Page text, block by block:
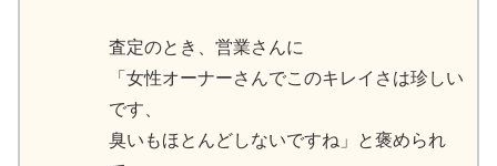
査定のとき、営業さんに
「女性オーナーさんでこのキレイさは珍しい
です、
臭いもほとんどしないですね」と褒められ